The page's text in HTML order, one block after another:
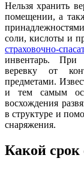
Нельзя хранить
помещении, а
соли, кислоты и
страховочно-
инвентарь. При
веревку от
предметами.
и тем самым
восхождения
в структуре и
снаряжения.
Какой срок